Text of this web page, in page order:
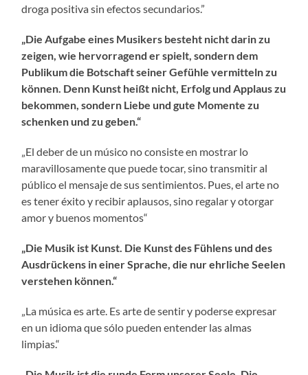
droga positiva sin efectos secundarios.”
„Die Aufgabe eines Musikers besteht nicht darin zu
zeigen, wie hervorragend er spielt, sondern dem
Publikum die Botschaft seiner Gefühle vermitteln zu
können. Denn Kunst heißt nicht, Erfolg und Applaus zu
bekommen, sondern Liebe und gute Momente zu
schenken und zu geben.“
„El deber de un músico no consiste en mostrar lo
maravillosamente que puede tocar, sino transmitir al
público el mensaje de sus sentimientos. Pues, el arte no
es tener éxito y recibir aplausos, sino regalar y otorgar
amor y buenos momentos“
„Die Musik ist Kunst. Die Kunst des Fühlens und des
Ausdrückens in einer Sprache, die nur ehrliche Seelen
verstehen können.“
„La música es arte. Es arte de sentir y poderse expresar
en un idioma que sólo pueden entender las almas
limpias.“